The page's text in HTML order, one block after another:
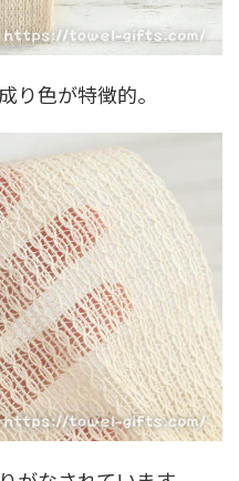
り色が特徴的。